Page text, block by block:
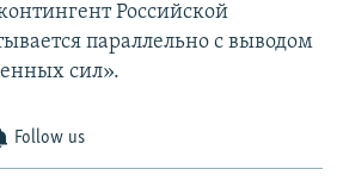
Российской
параллельно с выводом
сил».
Follow us